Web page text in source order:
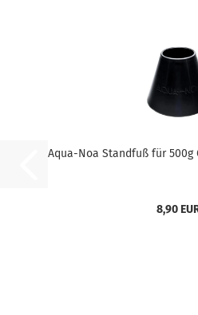
Aqua-Noa Standfuß für 500g
8,90